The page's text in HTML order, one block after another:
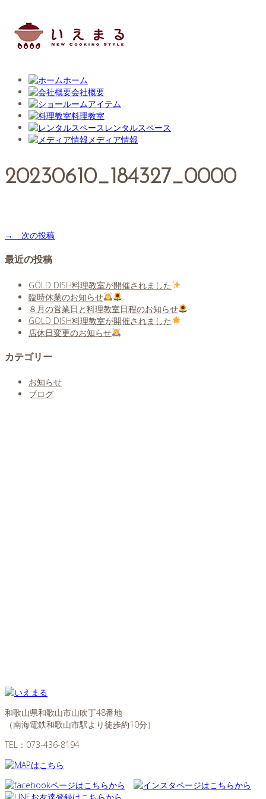
ホーム
会社概要
アイテム
料理教室
レンタルスペース
メディア情報
20230610_184327_0000
→ 次の投稿
最近の投稿
GOLD DISH料理教室が開催されました
臨時休業のお知らせ
８月の営業日と料理教室日程のお知らせ
GOLD DISH料理教室が開催されました
店休日変更のお知らせ
カテゴリー
お知らせ
ブログ
和歌山県和歌山市山吹丁48番地
（南海電鉄和歌山市駅より徒歩約10分）
TEL： 073-436-8194